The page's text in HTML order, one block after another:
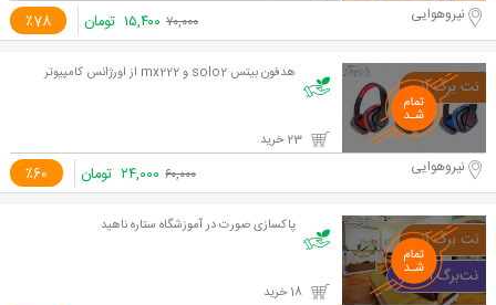
٪78 نیروهوایی ۷۰,۰۰۰ ۱۵,۴۰۰ تومان
هدفون بیتس solo2 و mx222 از اورژانس کامپیوتر
٪60 نیروهوایی ۶۰,۰۰۰ ۲۴,۰۰۰ تومان
پاکسازی صورت در آموزشگاه ستاره ناهید